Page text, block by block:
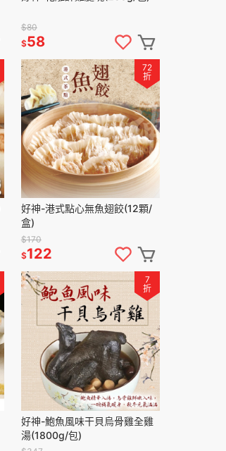
$80
$58
72
折
好神-港式點心無魚翅餃(12顆/
盒)
$170
$122
7
折
好神-鮑魚風味干貝烏骨雞全雞
湯(1800g/包)